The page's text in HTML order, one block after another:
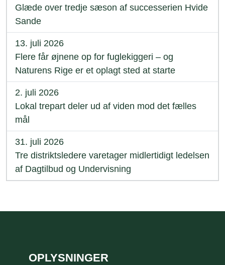
Glæde over tredje sæson af successerien Hvide
Sande
13. juli 2026
Flere får øjnene op for fuglekiggeri – og
Naturens Rige er et oplagt sted at starte
2. juli 2026
Lokal trepart deler ud af viden mod det fælles
mål
31. juli 2026
Tre distriktsledere varetager midlertidigt ledelsen
af Dagtilbud og Undervisning
OPLYSNINGER